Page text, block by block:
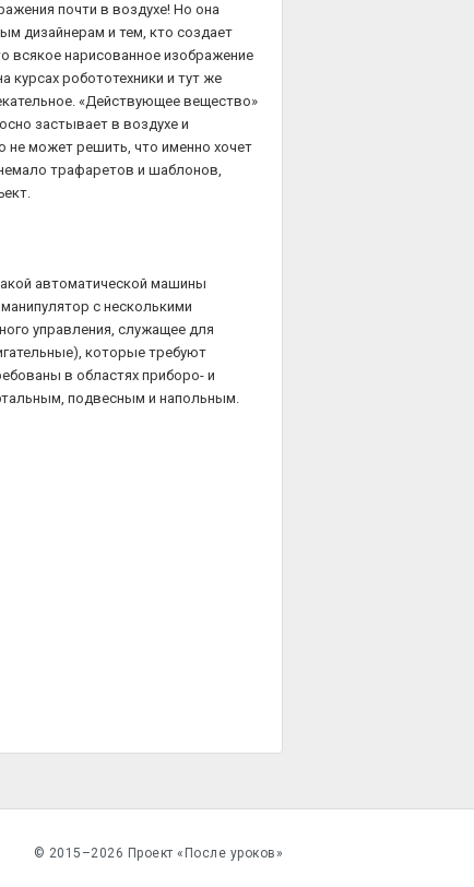
почти в воздухе! Но она
дизайнерам и тем, кто создает
всякое нарисованное изображение
курсах робототехники и тут же
«Действующее вещество»
застывает в воздухе и
не может решить, что именно хочет
трафаретов и шаблонов,
автоматической машины
с несколькими
управления, служащее для
которые требуют
в областях приборо- и
подвесным и напольным.
© 2015–2026 Проект «После уроков»